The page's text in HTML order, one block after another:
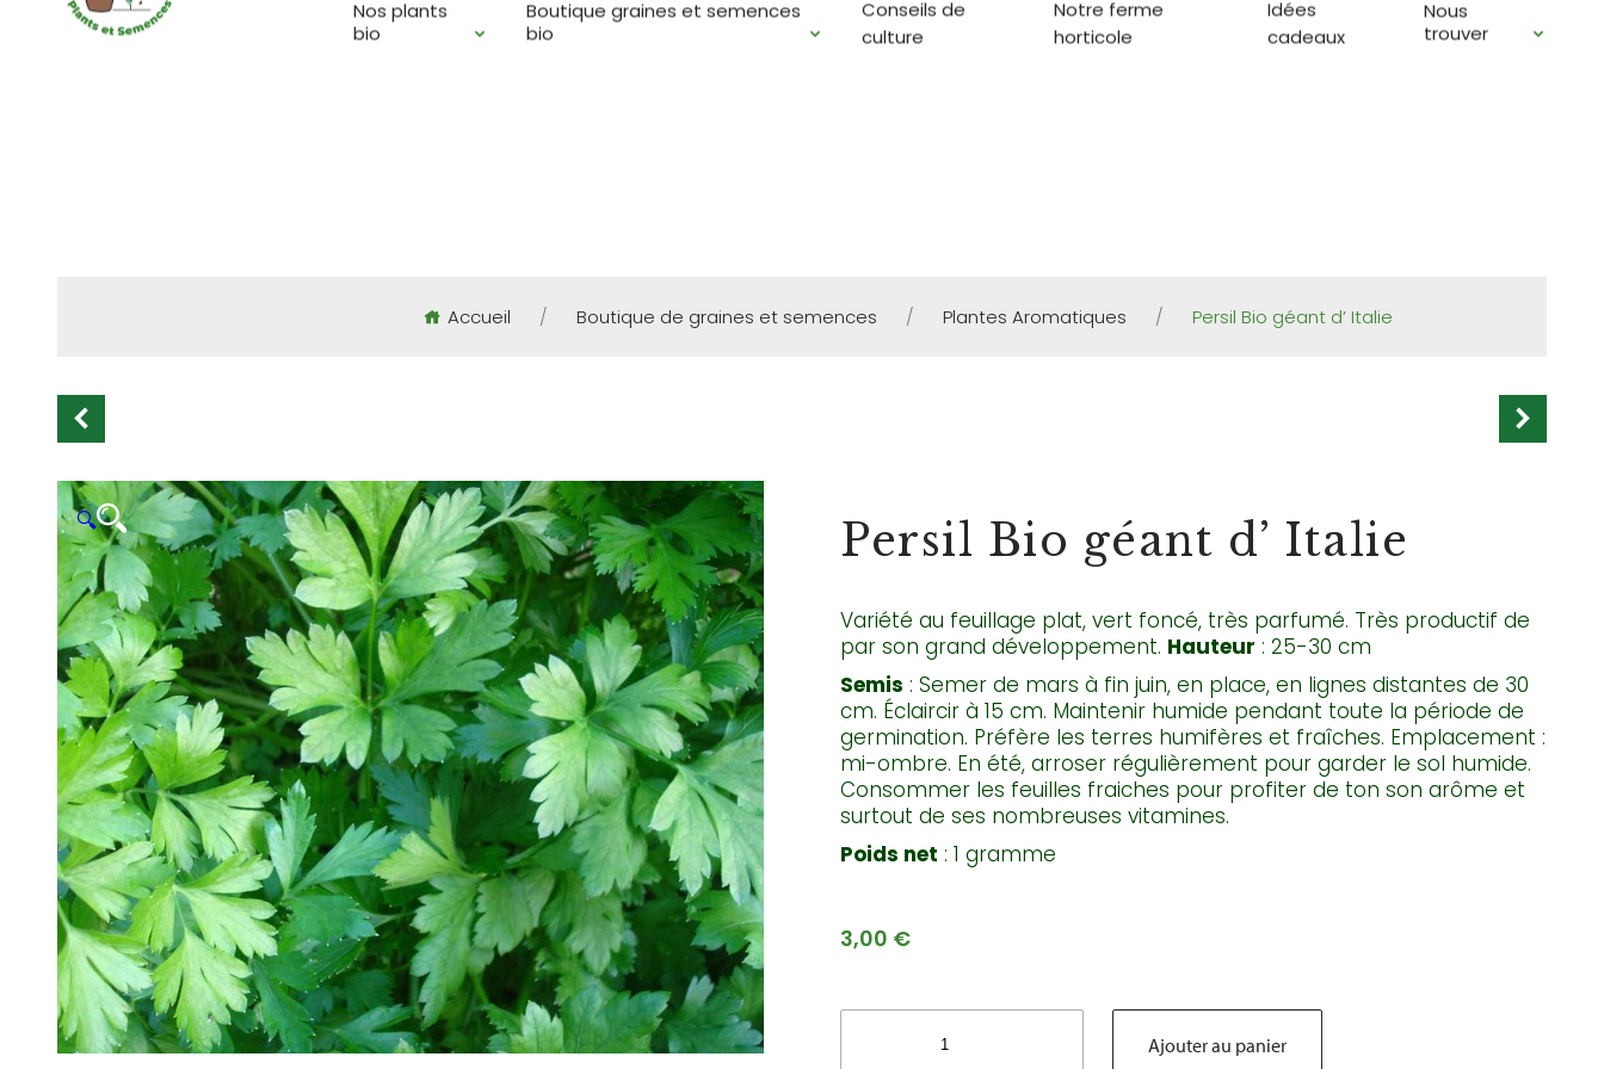
BOUTIQUE EN LIGNE DE SEMENCES : Dans votre panier choisissez la livraison à Caden et venez sur RDV
Nos plants
bio
Boutique graines et semences
bio
Conseils de
culture
Notre ferme
horticole
Idées
cadeaux
Nous
trouver
Accueil / Boutique de graines et semences / Plantes Aromatiques / Persil Bio géant d’ Italie
🔍 Persil Bio géant d’ Italie
Variété au feuillage plat, vert foncé, très parfumé. Très productif de
par son grand développement. Hauteur : 25-30 cm
Semis : Semer de mars à fin juin, en place, en lignes distantes de 30
cm. Éclaircir à 15 cm. Maintenir humide pendant toute la période de
germination. Préfère les terres humifères et fraîches. Emplacement :
mi-ombre. En été, arroser régulièrement pour garder le sol humide.
Consommer les feuilles fraiches pour profiter de ton son arôme et
surtout de ses nombreuses vitamines.
Poids net : 1 gramme
3,00 €
quantité
Ajouter au panier